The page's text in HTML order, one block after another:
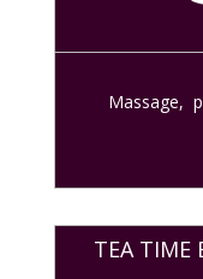
Massage,
TEA TIME